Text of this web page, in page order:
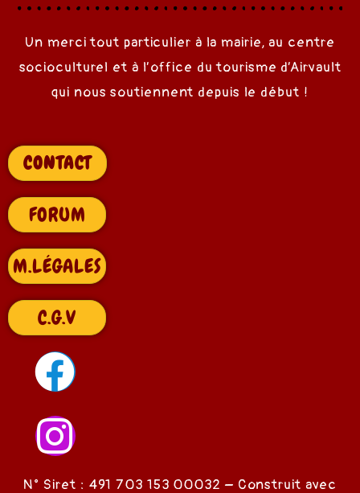
Un merci tout particulier à la mairie, au centre
socioculturel et à l’office du tourisme d’Airvault
qui nous soutiennent depuis le début !
CONTACT
FORUM
M.LÉGALES
C.G.V
N° Siret : 491 703 153 00032 – Construit avec